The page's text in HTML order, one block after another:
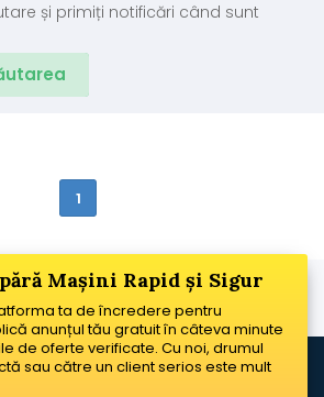
și primiți notificări când sunt
1
Mașini Rapid și Sigur
ta de încredere pentru
anunțul tău gratuit în câteva minute
de oferte verificate. Cu noi, drumul
sau către un client serios este mult